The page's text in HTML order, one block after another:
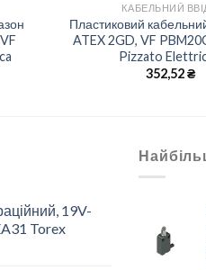
КАБЕЛЬНИЙ
Пластиковий
ATEX 2GD, VF
Pizzato
352,52₴
19V-
Torex